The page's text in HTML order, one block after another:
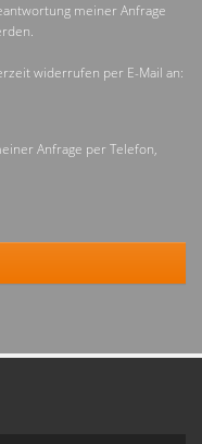
meiner Anfrage
widerrufen per E-Mail an:
Anfrage per Telefon,